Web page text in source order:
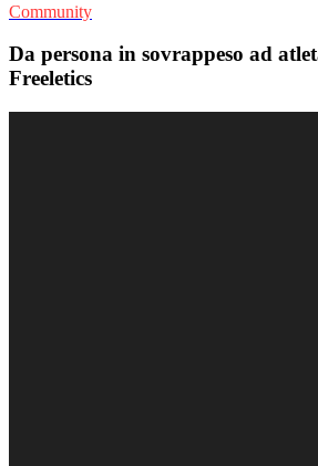
Community
Da persona in sovrappeso ad
Freeletics